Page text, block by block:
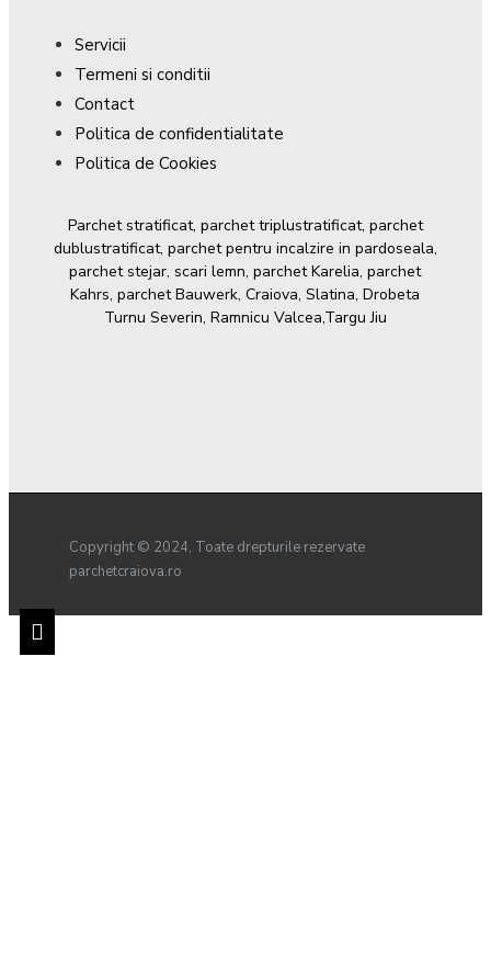
Servicii
Termeni si conditii
Contact
Politica de confidentialitate
Politica de Cookies
Parchet stratificat, parchet triplustratificat, parchet
dublustratificat, parchet pentru incalzire in pardoseala,
parchet stejar, scari lemn, parchet Karelia, parchet
Kahrs, parchet Bauwerk, Craiova, Slatina, Drobeta
Turnu Severin, Ramnicu Valcea,Targu Jiu
Copyright © 2024, Toate drepturile rezervate
parchetcraiova.ro